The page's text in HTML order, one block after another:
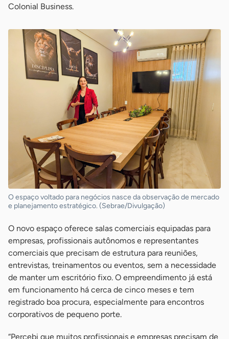
Colonial Business.
O espaço voltado para negócios nasce da observação de mercado
e planejamento estratégico. (Sebrae/Divulgação)
O novo espaço oferece salas comerciais equipadas para
empresas, profissionais autônomos e representantes
comerciais que precisam de estrutura para reuniões,
entrevistas, treinamentos ou eventos, sem a necessidade
de manter um escritório fixo. O empreendimento já está
em funcionamento há cerca de cinco meses e tem
registrado boa procura, especialmente para encontros
corporativos de pequeno porte.
“Percebi que muitos profissionais e empresas precisam de